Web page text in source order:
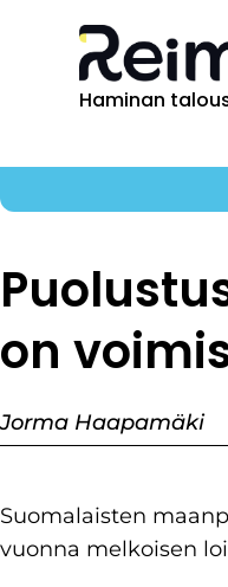
Haminan
on
Jorma Haapamäki
Suomalaisten
vuonna melkoisen